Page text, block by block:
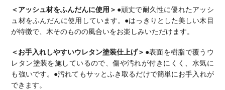
＜アッシュ材をふんだんに使用＞ ●頑丈で耐久性に優れたアッシ
ュ材をふんだんに使用しています。 ●はっきりとした美しい木目
が特徴で、木そのものの風合いをお楽しみいただけます。
＜お手入れしやすいウレタン塗装仕上げ＞ ●表面を樹脂で覆うウ
レタン塗装を施しているので、傷や汚れが付きにくく、水気に
も強いです。 ●汚れてもサッとふき取るだけで簡単にお手入れが
できます。